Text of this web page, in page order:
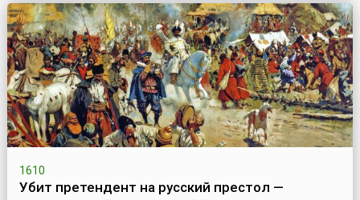
прибытия Ричарда с Кипра в Палестину, в разгар...
1610
Убит претендент на русский престол —